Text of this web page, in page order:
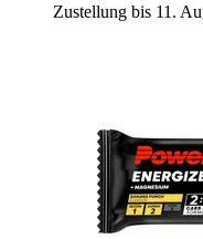
Zustellung bis 11.